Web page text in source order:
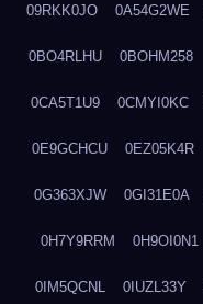
09RKK0JO 0A54G2WE
0BO4RLHU 0BOHM258
0CA5T1U9 0CMYI0KC
0E9GCHCU 0EZ05K4R
0G363XJW 0GI31E0A
0H7Y9RRM 0H9OI0N1
0IM5QCNL 0IUZL33Y